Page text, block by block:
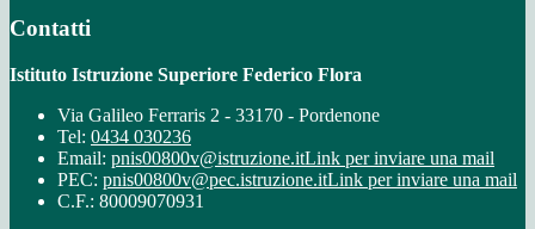
Contatti
Istituto Istruzione Superiore Federico Flora
Via Galileo Ferraris 2 - 33170 - Pordenone
Tel: 0434 030236
Email: pnis00800v@istruzione.itLink per inviare una mail
PEC: pnis00800v@pec.istruzione.itLink per inviare una mail
C.F.: 80009070931